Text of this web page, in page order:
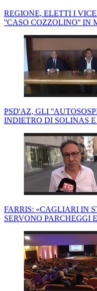
REGIONE, ELETTI I
''CASO COZZOLINO'' IN
PSD'AZ, GLI
INDIETRO DI SOLINAS E
FARRIS: «CAGLIARI IN
SERVONO PARCHEGGI